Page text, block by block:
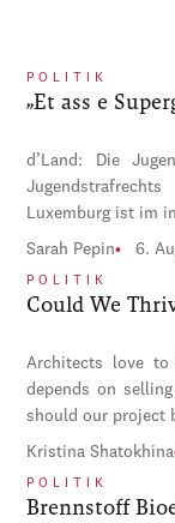
POLITIK
„Et ass e
d’Land: Die
Luxemburg ist im
Sarah Pepin 6.
POLITIK
Could We
Architects love
depends on
should our project
Kristina Shatokhina
POLITIK
Brennstoff